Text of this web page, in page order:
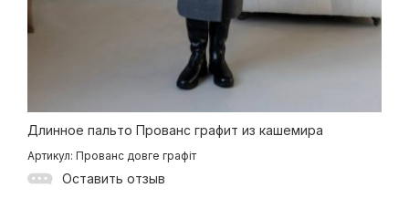
Длинное пальто Прованс графит из кашемира
Артикул: Прованс довге графіт
Оставить отзыв